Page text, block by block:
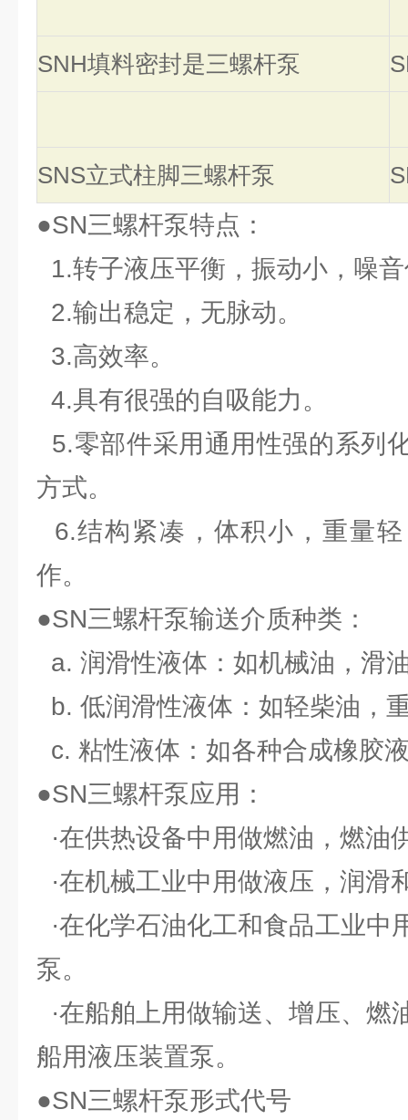
SNH填料密封是三螺杆泵
SNS立式柱脚三螺杆泵
●SN三螺杆泵特点：
1.转子液压平衡，振动小，噪
2.输出稳定，无脉动。
3.高效率。
4.具有很强的自吸能力。
5.零部件采用通用性强的系列
方式。
6.结构紧凑，体积小，重量
作。
●SN三螺杆泵输送介质种类：
a. 润滑性液体：如机械油，滑
b. 低润滑性液体：如轻柴油，
c. 粘性液体：如各种合成橡胶
●SN三螺杆泵应用：
·在供热设备中用做燃油，燃油
·在机械工业中用做液压，润滑
·在化学石油化工和食品工业中
泵。
·在船舶上用做输送、增压、燃
船用液压装置泵。
●SN三螺杆泵形式代号